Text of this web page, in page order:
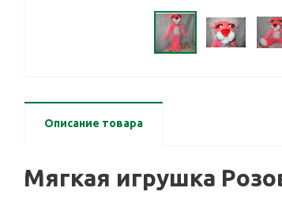
Описание товара
Мягкая игрушка